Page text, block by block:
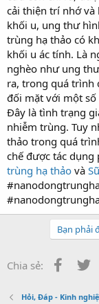
cải thiện trí nhớ và
khối u, ung thư
trùng hạ thảo có
khối u ác tính. Là
nghèo như ung
ra, trong quá trình
đối mặt với một
Đây là tình trạng
nhiễm trùng. Tuy
thảo trong quá
chế được tác dụng
trùng hạ thảo và
Bạn phải
Chia sẻ:
Hỏi, Đáp - Kinh